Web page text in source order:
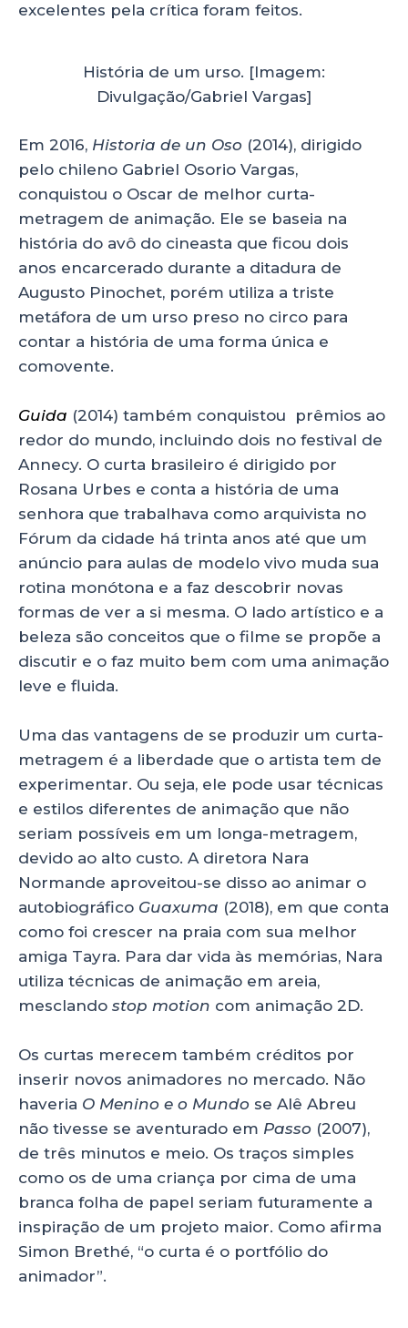
excelentes pela crítica foram feitos.
História de um urso. [Imagem:
Divulgação/Gabriel Vargas]
Em 2016, Historia de un Oso (2014), dirigido
pelo chileno Gabriel Osorio Vargas,
conquistou o Oscar de melhor curta-
metragem de animação. Ele se baseia na
história do avô do cineasta que ficou dois
anos encarcerado durante a ditadura de
Augusto Pinochet, porém utiliza a triste
metáfora de um urso preso no circo para
contar a história de uma forma única e
comovente.
Guida (2014) também conquistou prêmios ao
redor do mundo, incluindo dois no festival de
Annecy. O curta brasileiro é dirigido por
Rosana Urbes e conta a história de uma
senhora que trabalhava como arquivista no
Fórum da cidade há trinta anos até que um
anúncio para aulas de modelo vivo muda sua
rotina monótona e a faz descobrir novas
formas de ver a si mesma. O lado artístico e a
beleza são conceitos que o filme se propõe a
discutir e o faz muito bem com uma animação
leve e fluida.
Uma das vantagens de se produzir um curta-
metragem é a liberdade que o artista tem de
experimentar. Ou seja, ele pode usar técnicas
e estilos diferentes de animação que não
seriam possíveis em um longa-metragem,
devido ao alto custo. A diretora Nara
Normande aproveitou-se disso ao animar o
autobiográfico Guaxuma (2018), em que conta
como foi crescer na praia com sua melhor
amiga Tayra. Para dar vida às memórias, Nara
utiliza técnicas de animação em areia,
mesclando stop motion com animação 2D.
Os curtas merecem também créditos por
inserir novos animadores no mercado. Não
haveria O Menino e o Mundo se Alê Abreu
não tivesse se aventurado em Passo (2007),
de três minutos e meio. Os traços simples
como os de uma criança por cima de uma
branca folha de papel seriam futuramente a
inspiração de um projeto maior. Como afirma
Simon Brethé, “o curta é o portfólio do
animador”.